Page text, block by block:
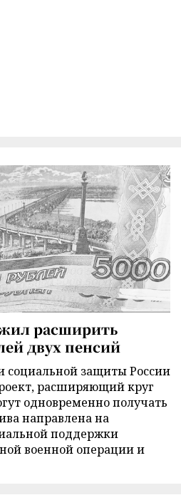
расширить
двух пенсий
социальной защиты России
расширяющий круг
одновременно получать
направлена на
поддержки
военной операции и